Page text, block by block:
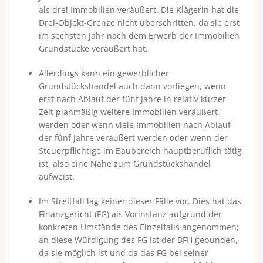
als drei Immobilien veräußert. Die Klägerin hat die
Drei-Objekt-Grenze nicht überschritten, da sie erst
im sechsten Jahr nach dem Erwerb der Immobilien
Grundstücke veräußert hat.
Allerdings kann ein gewerblicher
Grundstückshandel auch dann vorliegen, wenn
erst nach Ablauf der fünf Jahre in relativ kurzer
Zeit planmäßig weitere Immobilien veräußert
werden oder wenn viele Immobilien nach Ablauf
der fünf Jahre veräußert werden oder wenn der
Steuerpflichtige im Baubereich hauptberuflich tätig
ist, also eine Nähe zum Grundstückshandel
aufweist.
Im Streitfall lag keiner dieser Fälle vor. Dies hat das
Finanzgericht (FG) als Vorinstanz aufgrund der
konkreten Umstände des Einzelfalls angenommen;
an diese Würdigung des FG ist der BFH gebunden,
da sie möglich ist und da das FG bei seiner